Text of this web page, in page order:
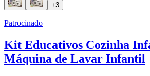
+3
Patrocinado
Kit Educativos Cozinha
Máquina de Lavar Infantil